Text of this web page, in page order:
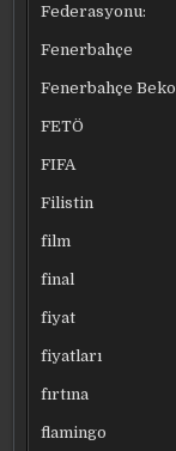
Federasyonu:
Fenerbahçe
Fenerbahçe Beko
FETÖ
FIFA
Filistin
film
final
fiyat
fiyatları
fırtına
flamingo